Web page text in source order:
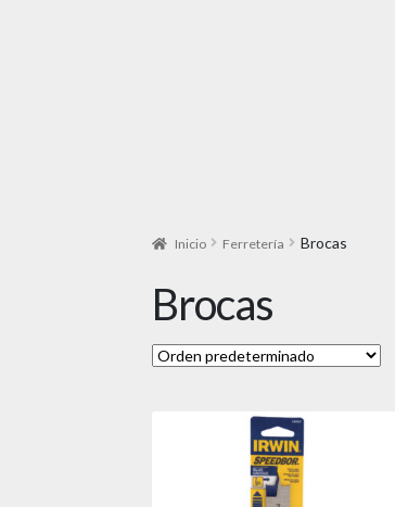
Inicio Ferretería Brocas
Brocas